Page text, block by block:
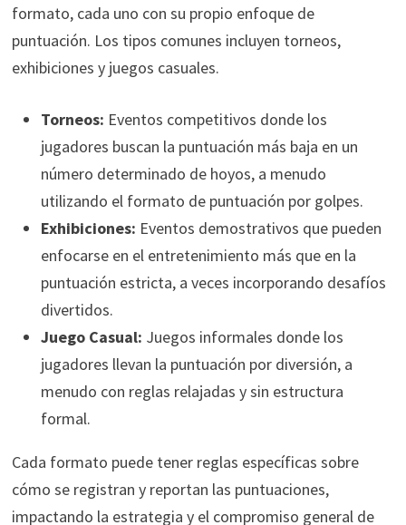
formato, cada uno con su propio enfoque de
puntuación. Los tipos comunes incluyen torneos,
exhibiciones y juegos casuales.
Torneos: Eventos competitivos donde los
jugadores buscan la puntuación más baja en un
número determinado de hoyos, a menudo
utilizando el formato de puntuación por golpes.
Exhibiciones: Eventos demostrativos que pueden
enfocarse en el entretenimiento más que en la
puntuación estricta, a veces incorporando desafíos
divertidos.
Juego Casual: Juegos informales donde los
jugadores llevan la puntuación por diversión, a
menudo con reglas relajadas y sin estructura
formal.
Cada formato puede tener reglas específicas sobre
cómo se registran y reportan las puntuaciones,
impactando la estrategia y el compromiso general de